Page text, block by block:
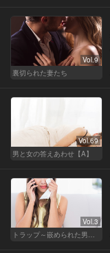
Vol.9
裏切られた妻たち
Vol.69
男と女の答えあわせ【A】
Vol.3
トラップ～嵌められた男と女～